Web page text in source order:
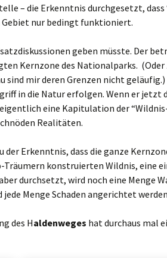
– die Erkenntnis durchgesetzt,
Gebiet nur bedingt funktioniert.
geben müsste. Der
Kernzone des Nationalparks. (Oder
sind mir deren Grenzen nicht
in die Natur erfolgen. Wenn er jetzt
eine Kapitulation der
Realitäten.
Erkenntnis, dass die ganze
Träumern konstruierten Wildnis, eine
durchsetzt, wird noch eine Menge
Menge Schaden angerichtet
des Haldenweges hat durchaus mal